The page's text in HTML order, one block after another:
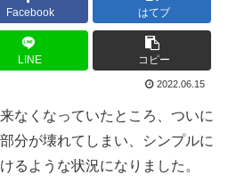
Facebook はてブ
LINE コピー
2022.06.15
なくなっていたところ、ついに
分が壊れてしまい、シンプルに
るような状況になりました。